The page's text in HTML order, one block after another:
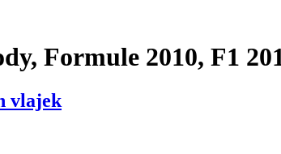
Formule 2010, F1
vlajek